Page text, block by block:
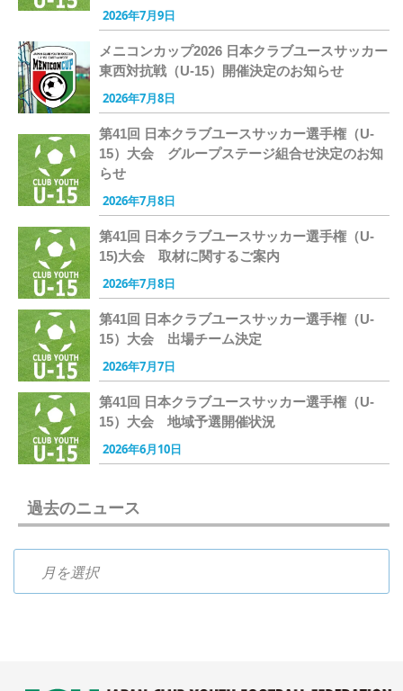
2026年7月9日
メニコンカップ2026 日本クラブユースサッカー
東西対抗戦（U-15）開催決定のお知らせ
2026年7月8日
第41回 日本クラブユースサッカー選手権（U-
15）大会 グループステージ組合せ決定のお知
らせ
2026年7月8日
第41回 日本クラブユースサッカー選手権（U-
15)大会 取材に関するご案内
2026年7月8日
第41回 日本クラブユースサッカー選手権（U-
15）大会 出場チーム決定
2026年7月7日
第41回 日本クラブユースサッカー選手権（U-
15）大会 地域予選開催状況
2026年6月10日
過去のニュース